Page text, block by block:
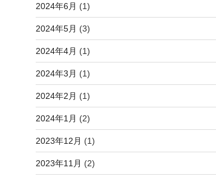
2024年6月 (1)
2024年5月 (3)
2024年4月 (1)
2024年3月 (1)
2024年2月 (1)
2024年1月 (2)
2023年12月 (1)
2023年11月 (2)